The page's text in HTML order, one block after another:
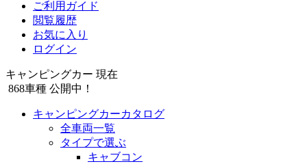
ご利用ガイド
閲覧履歴
お気に入り
ログイン
キャンピングカー 現在
868車種 公開中！
キャンピングカーカタログ
全車両一覧
タイプで選ぶ
キャブコン